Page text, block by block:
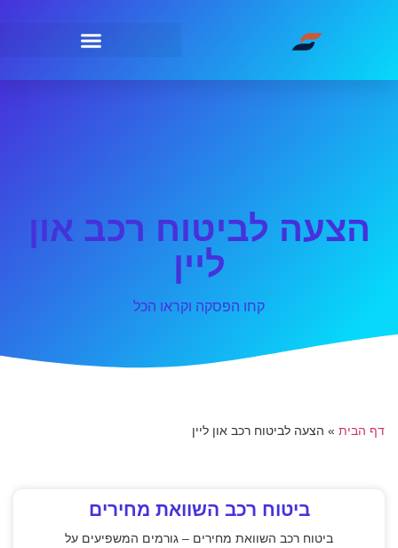
הצעה לביטוח רכב און
ליין
קחו הפסקה וקראו הכל
דף הבית » הצעה לביטוח רכב און ליין
ביטוח רכב השוואת מחירים
ביטוח רכב השוואת מחירים – גורמים המשפיעים על